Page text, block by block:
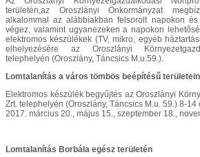
területén,az Oroszlányi Önkormányzat
alkalommal az alábbiakban felsorolt napokon
végez, valamint ugyanezeken a napokon
elektromos készülékek (TV, mikro, egyéb
elhelyezésére az Oroszlányi
telephelyén (Oroszlány, Táncsics M.u.59.).
Lomtalanítás a város tömbös beépítésű területein
Elektromos készülék begyűjtés az Oroszlányi
Zrt. telephelyén (Oroszlány, Táncsics M.u. 59.) 8-14
2017. március 20., május 15., szeptember 18.,
Lomtalanítás Borbála egész területén